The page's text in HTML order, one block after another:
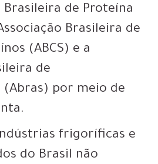
Brasileira de Proteína
Brasileira de
(ABCS) e a
de
(Abras) por meio de
frigoríficas e
do Brasil não